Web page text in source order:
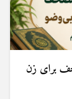
برای زن